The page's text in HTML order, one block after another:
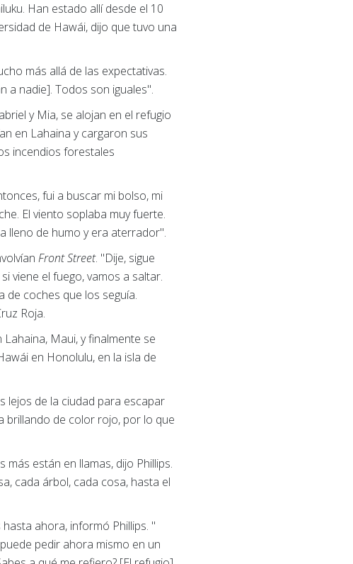
Han estado allí desde el 10
de Hawái, dijo que tuvo una
más allá de las expectativas.
a nadie]. Todos son iguales".
y Mia, se alojan en el refugio
en Lahaina y cargaron sus
incendios forestales
fui a buscar mi bolso, mi
El viento soplaba muy fuerte.
lleno de humo y era aterrador".
Front Street. "Dije, sigue
si viene el fuego, vamos a saltar.
de coches que los seguía.
Roja.
Maui, y finalmente se
en Honolulu, en la isla de
lejos de la ciudad para escapar
brillando de color rojo, por lo que
están en llamas, dijo Phillips.
cada árbol, cada cosa, hasta el
ahora, informó Phillips. "
pedir ahora mismo en un